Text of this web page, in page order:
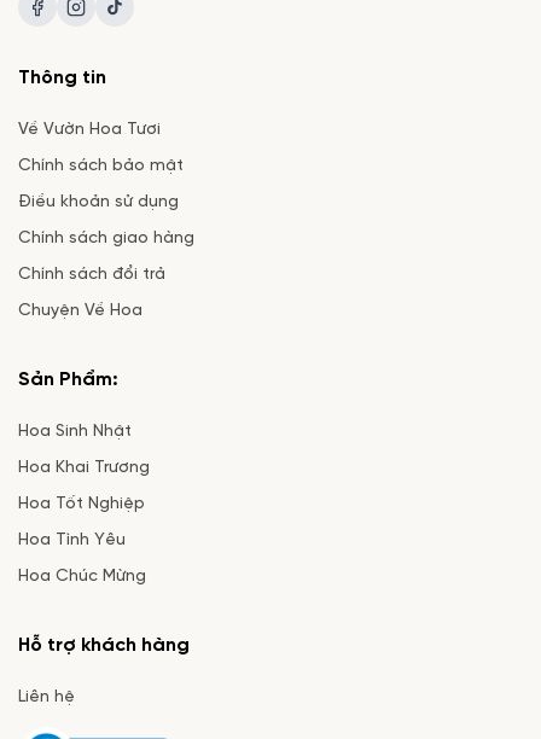
Thông tin
Về Vườn Hoa Tươi
Chính sách bảo mật
Điều khoản sử dụng
Chính sách giao hàng
Chính sách đổi trả
Chuyện Về Hoa
Sản Phẩm:
Hoa Sinh Nhật
Hoa Khai Trương
Hoa Tốt Nghiệp
Hoa Tình Yêu
Hoa Chúc Mừng
Hỗ trợ khách hàng
Liên hệ